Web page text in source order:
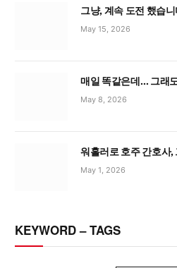
그냥, 계속 도전 했습
May 15, 2026
매일 똑같은데… 그래
May 8, 2026
워홀러로 호주 간호사
May 1, 2026
KEYWORD – TAGS